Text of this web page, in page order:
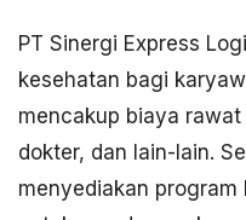
PT Sinergi Express
kesehatan bagi
mencakup biaya
dokter, dan lain-lain.
menyediakan